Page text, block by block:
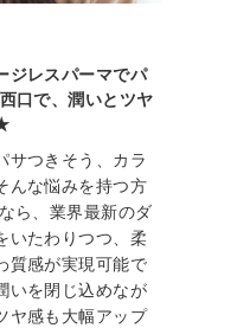
ジレスパーマでパ
口で、潤いとツヤ
サつきそう、カラ
な悩みを持つ方
ら、業界最新のダ
いたわりつつ、柔
質感が実現可能で
いを閉じ込めなが
ヤ感も大幅アップ